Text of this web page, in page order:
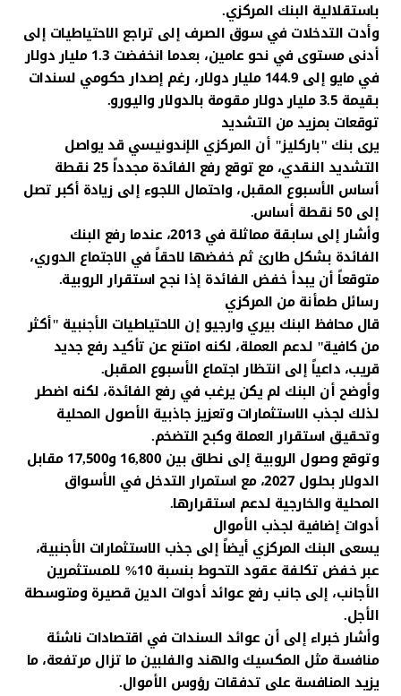
باستقلالية البنك المركزي.
وأدت التدخلات في سوق الصرف إلى تراجع الاحتياطيات إلى
أدنى مستوى في نحو عامين، بعدما انخفضت 1.3 مليار دولار
في مايو إلى 144.9 مليار دولار، رغم إصدار حكومي لسندات
بقيمة 3.5 مليار دولار مقومة بالدولار واليورو.
توقعات بمزيد من التشديد
يرى بنك "باركليز" أن المركزي الإندونيسي قد يواصل
التشديد النقدي، مع توقع رفع الفائدة مجدداً 25 نقطة
أساس الأسبوع المقبل، واحتمال اللجوء إلى زيادة أكبر تصل
إلى 50 نقطة أساس.
وأشار إلى سابقة مماثلة في 2013، عندما رفع البنك
الفائدة بشكل طارئ ثم خفضها لاحقاً في الاجتماع الدوري،
متوقعاً أن يبدأ خفض الفائدة إذا نجح استقرار الروبية.
رسائل طمأنة من المركزي
قال محافظ البنك بيري وارجيو إن الاحتياطيات الأجنبية "أكثر
من كافية" لدعم العملة، لكنه امتنع عن تأكيد رفع جديد
قريب، داعياً إلى انتظار اجتماع الأسبوع المقبل.
وأوضح أن البنك لم يكن يرغب في رفع الفائدة، لكنه اضطر
لذلك لجذب الاستثمارات وتعزيز جاذبية الأصول المحلية
وتحقيق استقرار العملة وكبح التضخم.
وتوقع وصول الروبية إلى نطاق بين 16,800 و17,500 مقابل
الدولار بحلول 2027، مع استمرار التدخل في الأسواق
المحلية والخارجية لدعم استقرارها.
أدوات إضافية لجذب الأموال
يسعى البنك المركزي أيضاً إلى جذب الاستثمارات الأجنبية،
عبر خفض تكلفة عقود التحوط بنسبة 10% للمستثمرين
الأجانب، إلى جانب رفع عوائد أدوات الدين قصيرة ومتوسطة
الأجل.
وأشار خبراء إلى أن عوائد السندات في اقتصادات ناشئة
منافسة مثل المكسيك والهند والفلبين ما تزال مرتفعة، ما
يزيد المنافسة على تدفقات رؤوس الأموال.